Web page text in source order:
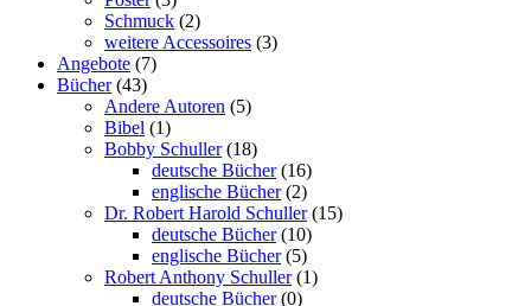
Schmuck (2)
weitere Accessoires (3)
Angebote (7)
Bücher (43)
Andere Autoren (5)
Bibel (1)
Bobby Schuller (18)
deutsche Bücher (16)
englische Bücher (2)
Dr. Robert Harold Schuller (15)
deutsche Bücher (10)
englische Bücher (5)
Robert Anthony Schuller (1)
deutsche Bücher (0)